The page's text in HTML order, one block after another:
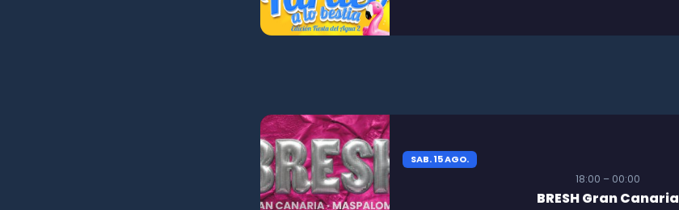
SAB. 15 AGO.
18:00 – 00:00
BRESH Gran Canaria